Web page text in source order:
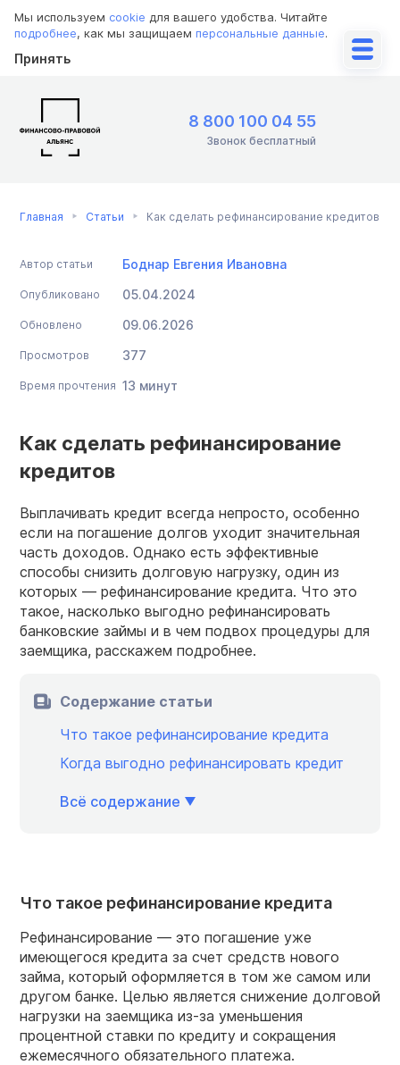
Мы используем cookie для вашего удобства. Читайте
подробнее, как мы защищаем персональные данные.
Принять
8 800 100 04 55
Звонок бесплатный
Главная Статьи Как сделать рефинансирование кредитов
Автор статьи Боднар Евгения Ивановна
Опубликовано 05.04.2024
Обновлено 09.06.2026
Просмотров 377
Время прочтения 13 минут
Как сделать рефинансирование
кредитов
Выплачивать кредит всегда непросто, особенно
если на погашение долгов уходит значительная
часть доходов. Однако есть эффективные
способы снизить долговую нагрузку, один из
которых — рефинансирование кредита. Что это
такое, насколько выгодно рефинансировать
банковские займы и в чем подвох процедуры для
заемщика, расскажем подробнее.
Содержание статьи
Что такое рефинансирование кредита
Когда выгодно рефинансировать кредит
Всё содержание
Что такое рефинансирование кредита
Рефинансирование — это погашение уже
имеющегося кредита за счет средств нового
займа, который оформляется в том же самом или
другом банке. Целью является снижение долговой
нагрузки на заемщика из-за уменьшения
процентной ставки по кредиту и сокращения
ежемесячного обязательного платежа.